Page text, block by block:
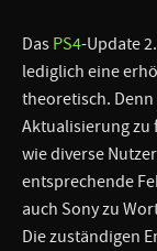
Das PS4-Update
lediglich eine
theoretisch.
Aktualisierung zu
wie diverse
entsprechende
auch Sony zu
Die zuständigen